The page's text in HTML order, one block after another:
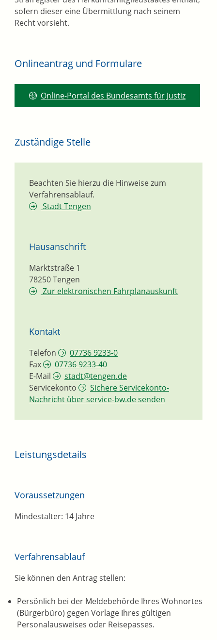
sofern dieser eine Übermittlung nach seinem
Recht vorsieht.
Onlineantrag und Formulare
Online-Portal des Bundesamts für Justiz
Zuständige Stelle
Beachten Sie hierzu die Hinweise zum
Verfahrensablauf.
Stadt Tengen
Hausanschrift
Marktstraße 1
78250Tengen
Zur elektronischen Fahrplanauskunft
Kontakt
Telefon
07736 9233-0
Fax
07736 9233-40
E-Mail
stadt@tengen.de
Servicekonto
Sichere Servicekonto-
Nachricht über service-bw.de senden
Leistungsdetails
Voraussetzungen
Mindestalter: 14 Jahre
Verfahrensablauf
Sie können den Antrag stellen:
Persönlich bei der Meldebehörde Ihres Wohnortes
(Bürgerbüro) gegen Vorlage Ihres gültigen
Personalausweises oder Reisepasses.